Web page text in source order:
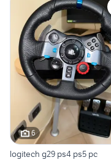
6
logitech g29 ps4 ps5 pc